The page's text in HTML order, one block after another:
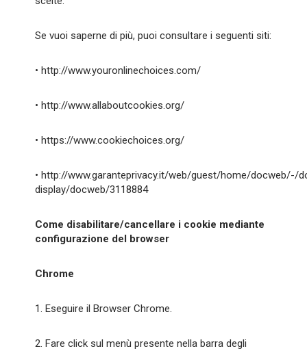
Se vuoi saperne di più, puoi consultare i seguenti siti:
• http://www.youronlinechoices.com/
• http://www.allaboutcookies.org/
• https://www.cookiechoices.org/
• http://www.garanteprivacy.it/web/guest/home/docweb/-/
display/docweb/3118884
Come disabilitare/cancellare i cookie mediante
configurazione del browser
Chrome
1. Eseguire il Browser Chrome.
2. Fare click sul menù presente nella barra degli